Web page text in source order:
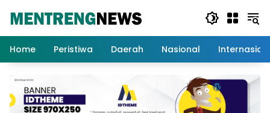
Home
Peristiwa Daerah Nasional